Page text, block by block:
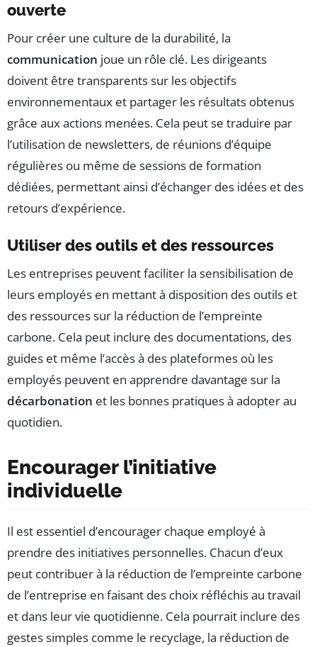
ouverte
Pour créer une culture de la durabilité, la
communication joue un rôle clé. Les dirigeants
doivent être transparents sur les objectifs
environnementaux et partager les résultats obtenus
grâce aux actions menées. Cela peut se traduire par
l’utilisation de newsletters, de réunions d’équipe
régulières ou même de sessions de formation
dédiées, permettant ainsi d’échanger des idées et des
retours d’expérience.
Utiliser des outils et des ressources
Les entreprises peuvent faciliter la sensibilisation de
leurs employés en mettant à disposition des outils et
des ressources sur la réduction de l’empreinte
carbone. Cela peut inclure des documentations, des
guides et même l’accès à des plateformes où les
employés peuvent en apprendre davantage sur la
décarbonation et les bonnes pratiques à adopter au
quotidien.
Encourager l’initiative
individuelle
Il est essentiel d’encourager chaque employé à
prendre des initiatives personnelles. Chacun d’eux
peut contribuer à la réduction de l’empreinte carbone
de l’entreprise en faisant des choix réfléchis au travail
et dans leur vie quotidienne. Cela pourrait inclure des
gestes simples comme le recyclage, la réduction de